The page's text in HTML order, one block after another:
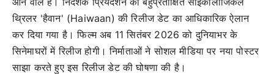
थ्रिलर 'हैवान' (Haiwaan) की रिलीज डेट का आधिकारिक ऐलान
कर दिया गया है। फिल्म अब 11 सितंबर 2026 को दुनियाभर के
सिनेमाघरों में रिलीज होगी। निर्माताओं ने सोशल मीडिया पर नया पोस्टर
साझा करते हुए इस रिलीज डेट की घोषणा की है।